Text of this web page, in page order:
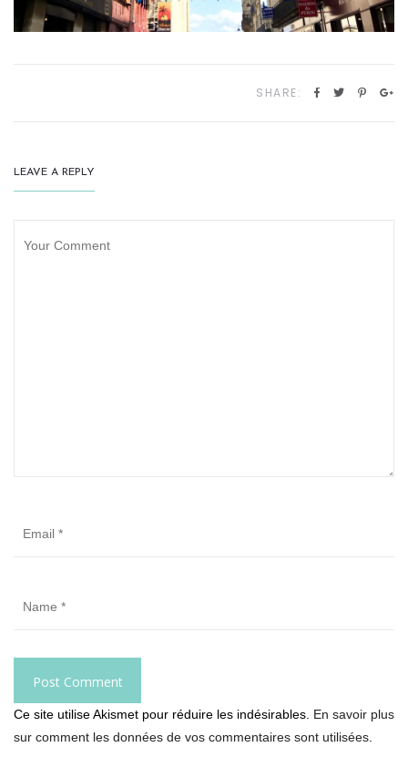
SHARE:
LEAVE A REPLY
Ce site utilise Akismet pour réduire les indésirables. En savoir plus
sur comment les données de vos commentaires sont utilisées